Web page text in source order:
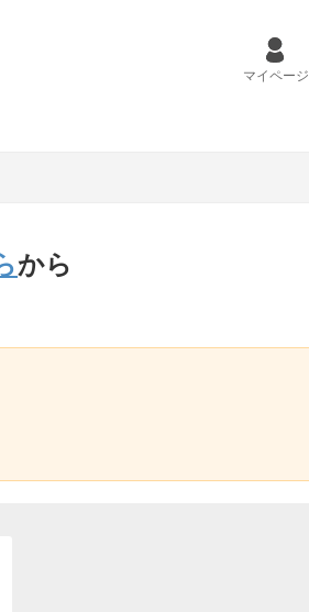
マイページ
から